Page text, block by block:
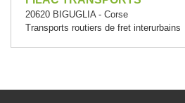
20620 BIGUGLIA - Corse
Transports routiers de fret interurbains